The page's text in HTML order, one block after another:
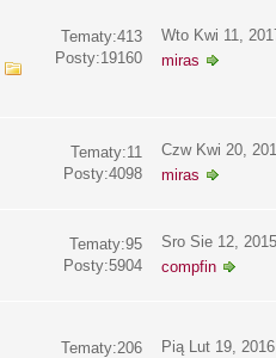
Tematy:413
Posty:19160
Wto Kwi 11,
miras
Tematy:11
Posty:4098
Czw Kwi 20,
miras
Tematy:95
Posty:5904
Sro Sie 12,
compfin
Tematy:206
Pią Lut 19,